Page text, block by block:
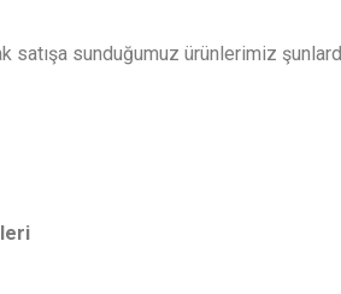
satışa sunduğumuz ürünlerimiz